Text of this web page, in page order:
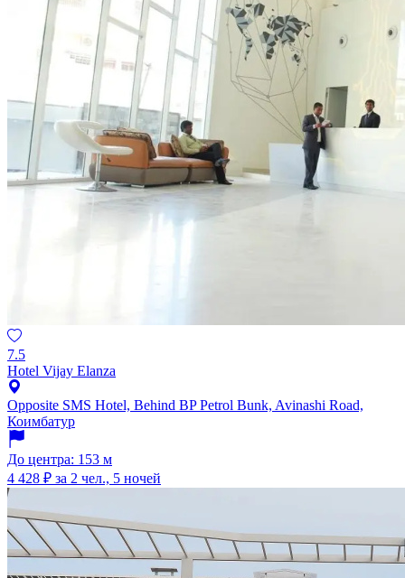
7.5
Hotel Vijay Elanza
Opposite SMS Hotel, Behind BP Petrol Bunk, Avinashi Road,
Коимбатур
До центра: 153 м
4 428 ₽ за 2 чел., 5 ночей